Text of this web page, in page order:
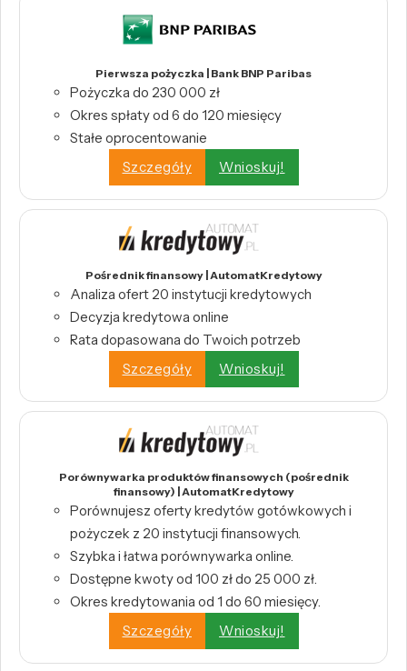
Pierwsza pożyczka | Bank BNP Paribas
Pożyczka do 230 000 zł
Okres spłaty od 6 do 120 miesięcy
Stałe oprocentowanie
Szczegóły
Wnioskuj!
Pośrednik finansowy | AutomatKredytowy
Analiza ofert 20 instytucji kredytowych
Decyzja kredytowa online
Rata dopasowana do Twoich potrzeb
Szczegóły
Wnioskuj!
Porównywarka produktów finansowych (pośrednik
finansowy) | AutomatKredytowy
Porównujesz oferty kredytów gotówkowych i
pożyczek z 20 instytucji finansowych.
Szybka i łatwa porównywarka online.
Dostępne kwoty od 100 zł do 25 000 zł.
Okres kredytowania od 1 do 60 miesięcy.
Szczegóły
Wnioskuj!